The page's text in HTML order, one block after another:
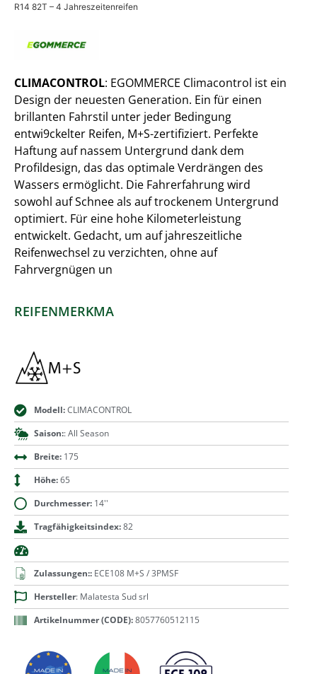
R14 82T – 4 Jahreszeitenreifen
CLIMACONTROL: EGOMMERCE Climacontrol ist ein
Design der neuesten Generation. Ein für einen
brillanten Fahrstil unter jeder Bedingung
entwi9ckelter Reifen, M+S-zertifiziert. Perfekte
Haftung auf nassem Untergrund dank dem
Profildesign, das das optimale Verdrängen des
Wassers ermöglicht. Die Fahrerfahrung wird
sowohl auf Schnee als auf trockenem Untergrund
optimiert. Für eine hohe Kilometerleistung
entwickelt. Gedacht, um auf jahreszeitliche
Reifenwechsel zu verzichten, ohne auf
Fahrvergnügen un
REIFENMERKMA
Modell:CLIMACONTROL
Saison:: All Season
Breite:175
Höhe:65
Durchmesser:14''
Tragfähigkeitsindex:82
Zulassungen::ECE108 M+S / 3PMSF
Hersteller: Malatesta Sud srl
Artikelnummer (CODE):8057760512115